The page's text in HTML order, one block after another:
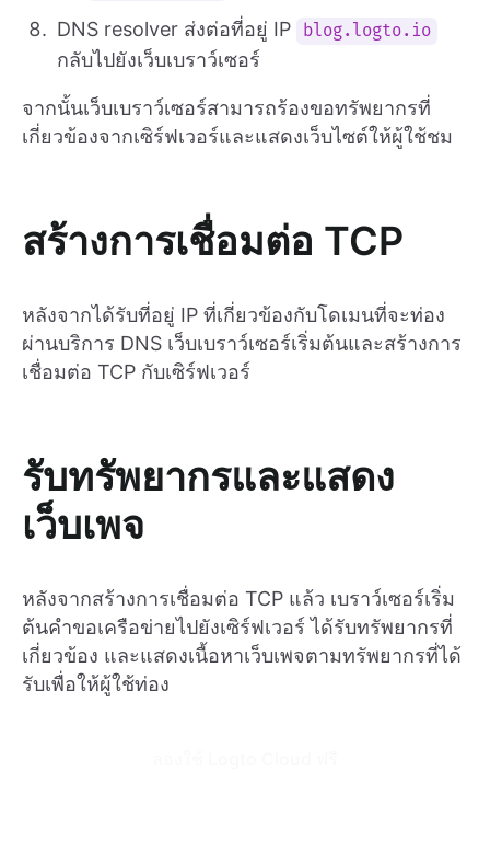
DNS resolver ส่งต่อที่อยู่ IP blog.logto.io
กลับไปยังเว็บเบราว์เซอร์
จากนั้นเว็บเบราว์เซอร์สามารถร้องขอทรัพยากรที่
เกี่ยวข้องจากเซิร์ฟเวอร์และแสดงเว็บไซต์ให้ผู้ใช้ชม
สร้างการเชื่อมต่อ TCP
หลังจากได้รับที่อยู่ IP ที่เกี่ยวข้องกับโดเมนที่จะท่อง
ผ่านบริการ DNS เว็บเบราว์เซอร์เริ่มต้นและสร้างการ
เชื่อมต่อ TCP กับเซิร์ฟเวอร์
รับทรัพยากรและแสดง
เว็บเพจ
หลังจากสร้างการเชื่อมต่อ TCP แล้ว เบราว์เซอร์เริ่ม
ต้นคำขอเครือข่ายไปยังเซิร์ฟเวอร์ ได้รับทรัพยากรที่
เกี่ยวข้อง และแสดงเนื้อหาเว็บเพจตามทรัพยากรที่ได้
รับเพื่อให้ผู้ใช้ท่อง